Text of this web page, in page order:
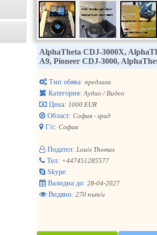
AlphaTheta CDJ-3000X,
A9, Pioneer CDJ-3000,
Тип обява: предлага
Категория: Аудио / Видео
Цена: 1000 EUR
Област: София - град
Г/с: София
Подател: Louis Thomas
Тел: +447451285577
Skype:
Валидна до: 28-04-2027
Видяно: 270 път/и